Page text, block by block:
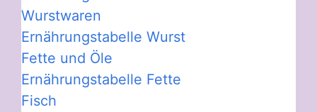
Wurstwaren
Ernährungstabelle Wurst
Fette und Öle
Ernährungstabelle Fette
Fisch